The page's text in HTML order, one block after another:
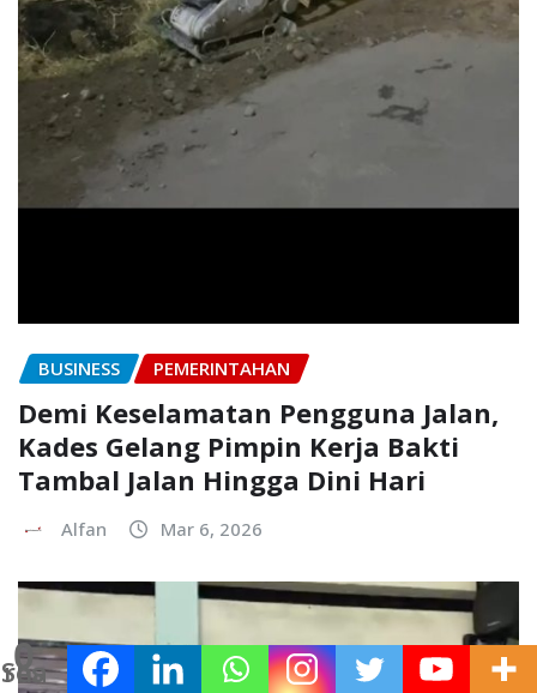
0
Shares
BUSINESS PEMERINTAHAN
Demi Keselamatan Pengguna Jalan,
Kades Gelang Pimpin Kerja Bakti
Tambal Jalan Hingga Dini Hari
Alfan Mar 6, 2026